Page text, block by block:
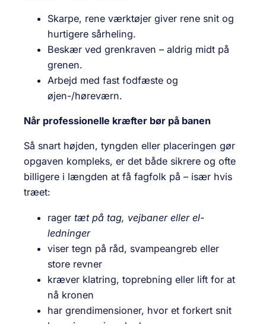
Skarpe, rene værktøjer giver rene snit og
hurtigere sårheling.
Beskær ved gren­kraven – aldrig midt på
grenen.
Arbejd med fast fodfæste og
øjen-/høreværn.
Når professionelle kræfter bør på banen
Så snart højden, tyngden eller placeringen gør
opgaven kompleks, er det både sikrere og ofte
billigere i længden at få fagfolk på – især hvis
træet:
rager tæt på tag, vejbaner eller el-
ledninger
viser tegn på råd, svampeangreb eller
store revner
kræver klatring, top­rebning eller lift for at
nå kronen
har gren­dimensioner, hvor et forkert snit